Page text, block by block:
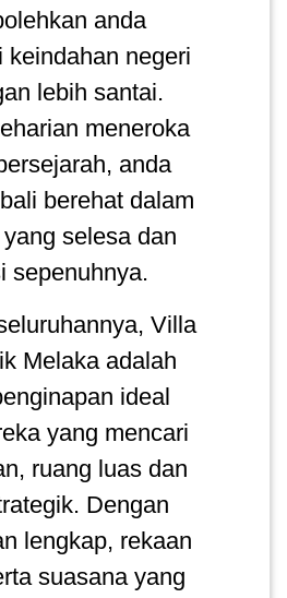
anda
keindahan negeri
lebih santai.
meneroka
anda
berehat dalam
selesa dan
sepenuhnya.
Villa
Melaka adalah
ideal
yang mencari
ruang luas dan
Dengan
lengkap, rekaan
suasana yang